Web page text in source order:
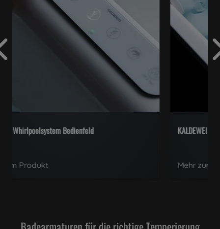
KALDEWEI Whirlpoolsystem
Mehr zum Produkt